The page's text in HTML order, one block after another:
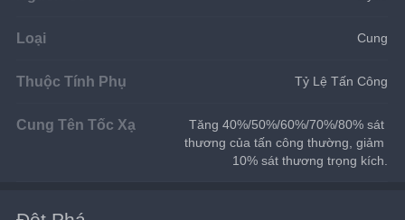
Loại Cung
Thuộc Tính Phụ Tỷ Lệ Tấn Công
Cung Tên Tốc Xạ
Tăng 40%/50%/60%/70%/80% sát
thương của tấn công thường, giảm
10% sát thương trọng kích.